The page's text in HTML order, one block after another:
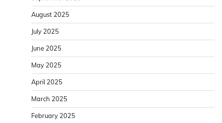
August 2025
July 2025
June 2025
May 2025
April 2025
March 2025
February 2025